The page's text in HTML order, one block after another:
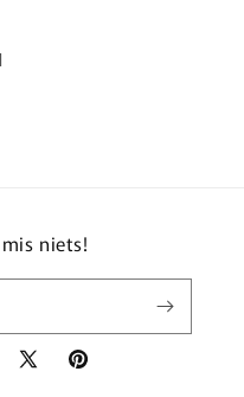
niets!
X
Pinterest